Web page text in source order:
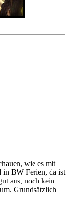
wie es mit
in BW Ferien, da ist
aus, noch kein
Grundsätzlich